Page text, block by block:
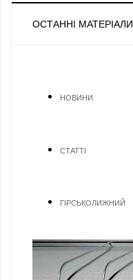
ОСТАННІ МАТЕРІАЛИ
НОВИНИ
СТАТТІ
ГІРСЬКОЛИЖНИЙ